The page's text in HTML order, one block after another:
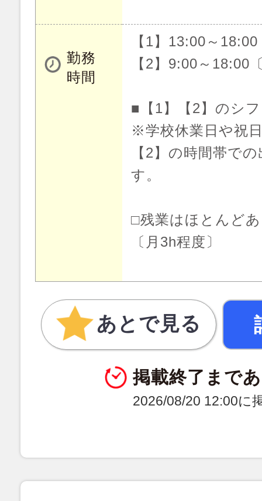
勤務
時間
【1】13:00～18:00
【2】9:00～18:00
■【1】【2】のシ
※学校休業日や祝
【2】の時間帯で
す。
□残業はほとんど
〔月3h程度〕
あとで見る
掲載終了まで
2026/08/20 12:00に